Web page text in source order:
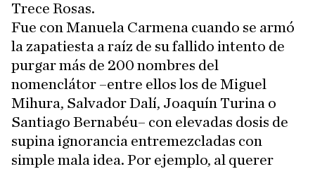
Trece Rosas.
Fue con Manuela Carmena cuando se armó
la zapatiesta a raíz de su fallido intento de
purgar más de 200 nombres del
nomenclátor –entre ellos los de Miguel
Mihura, Salvador Dalí, Joaquín Turina o
Santiago Bernabéu– con elevadas dosis de
supina ignorancia entremezcladas con
simple mala idea. Por ejemplo, al querer